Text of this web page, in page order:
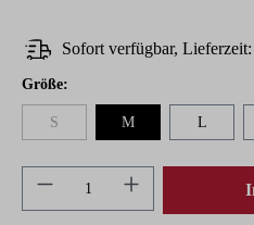
Sofort verfügbar,
Größeauswählen
:
S(Diese Option ist zurzeit nicht
M L
Produkt Anzahl: Gib